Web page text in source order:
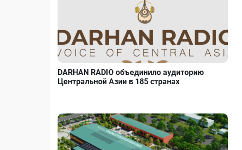
DARHAN RADIO объединило аудиторию
Центральной Азии в 185 странах